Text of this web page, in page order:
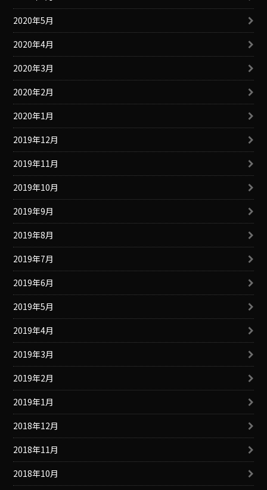
2020年5月
2020年4月
2020年3月
2020年2月
2020年1月
2019年12月
2019年11月
2019年10月
2019年9月
2019年8月
2019年7月
2019年6月
2019年5月
2019年4月
2019年3月
2019年2月
2019年1月
2018年12月
2018年11月
2018年10月